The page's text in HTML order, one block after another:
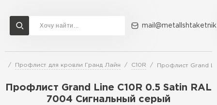
Профлист для кровли Гранд Лайн C10R Профлист Grand
Профлист Grand Line C10R 0.5 Satin RAL
7004 Сигнальный серый
Доставка и оплата Акции О компании Контакты
Перейти в каталог